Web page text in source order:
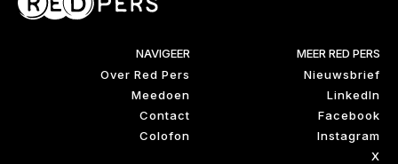
NAVIGEER
Over Red Pers
Meedoen
Contact
Colofon
MEER RED PERS
Nieuwsbrief
LinkedIn
Facebook
Instagram
X